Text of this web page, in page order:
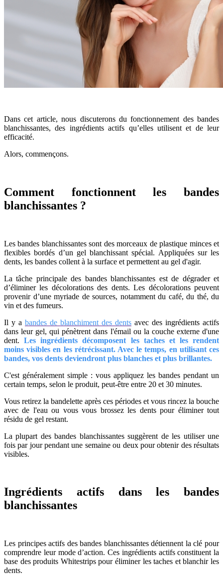
Dans cet article, nous discuterons du fonctionnement des bandes
blanchissantes, des ingrédients actifs qu’elles utilisent et de leur
efficacité.
Alors, commençons.
Comment fonctionnent les bandes
blanchissantes ?
Les bandes blanchissantes sont des morceaux de plastique minces et
flexibles bordés d’un gel blanchissant spécial. Appliquées sur les
dents, les bandes collent à la surface et permettent au gel d'agir.
La tâche principale des bandes blanchissantes est de dégrader et
d’éliminer les décolorations des dents. Les décolorations peuvent
provenir d’une myriade de sources, notamment du café, du thé, du
vin et des fumeurs.
Il y a bandes de blanchiment des dents avec des ingrédients actifs
dans leur gel, qui pénètrent dans l'émail ou la couche externe d'une
dent.Les ingrédients décomposent les taches et les rendent
moins visibles en les rétrécissant. Avec le temps, en utilisant ces
bandes, vos dents deviendront plus blanches et plus brillantes.
C'est généralement simple : vous appliquez les bandes pendant un
certain temps, selon le produit, peut-être entre 20 et 30 minutes.
Vous retirez la bandelette après ces périodes et vous rincez la bouche
avec de l'eau ou vous vous brossez les dents pour éliminer tout
résidu de gel restant.
La plupart des bandes blanchissantes suggèrent de les utiliser une
fois par jour pendant une semaine ou deux pour obtenir des résultats
visibles.
Ingrédients actifs dans les bandes
blanchissantes
Les principes actifs des bandes blanchissantes détiennent la clé pour
comprendre leur mode d’action. Ces ingrédients actifs constituent la
base des produits Whitestrips pour éliminer les taches et blanchir les
dents.